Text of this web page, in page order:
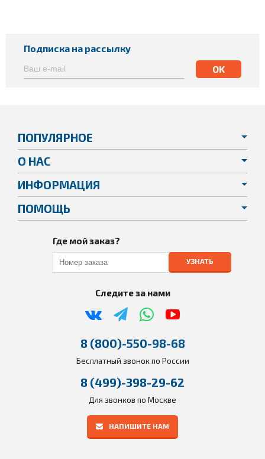
Подписка на рассылку
ПОПУЛЯРНОЕ
О НАС
ИНФОРМАЦИЯ
ПОМОЩЬ
Где мой заказ?
УЗНАТЬ
Следите за нами
8 (800)-550-98-68
Бесплатный звонок по России
8 (499)-398-29-62
Для звонков по Москве
НАПИШИТЕ НАМ